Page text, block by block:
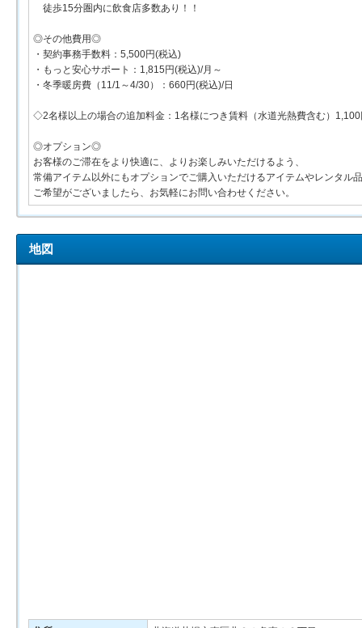
徒歩15分圏内に飲食店多数あり！！
◎その他費用◎
・契約事務手数料：5,500円(税込)
・もっと安心サポート：1,815円(税込)/月～
・冬季暖房費（11/1～4/30）：660円(税込)/日
◇2名様以上の場合の追加料金：1名様につき賃料（水道光熱費含む）
◎オプション◎
お客様のご滞在をより快適に、よりお楽しみいただけるよう、
常備アイテム以外にもオプションでご購入いただけるアイテムやレンタル
ご希望がございましたら、お気軽にお問い合わせください。
地図